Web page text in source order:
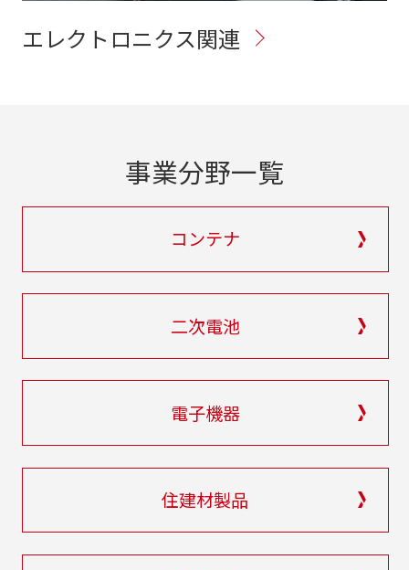
エレクトロニクス関連
事業分野一覧
コンテナ
二次電池
電子機器
住建材製品